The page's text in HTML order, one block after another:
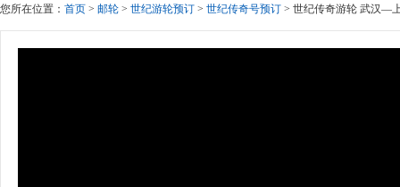
您所在位置： 首页 > 邮轮 > 世纪游轮预订 > 世纪传奇号预订 > 世纪传奇游轮 武汉—